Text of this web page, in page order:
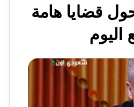
قضايا هامة
اليوم